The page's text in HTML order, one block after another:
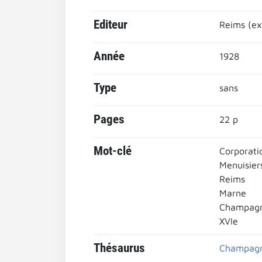
Editeur Reims
Année 1928
Type sans
Pages 22 p
Mot-clé
Reims
Marne
XVIe
Thésaurus